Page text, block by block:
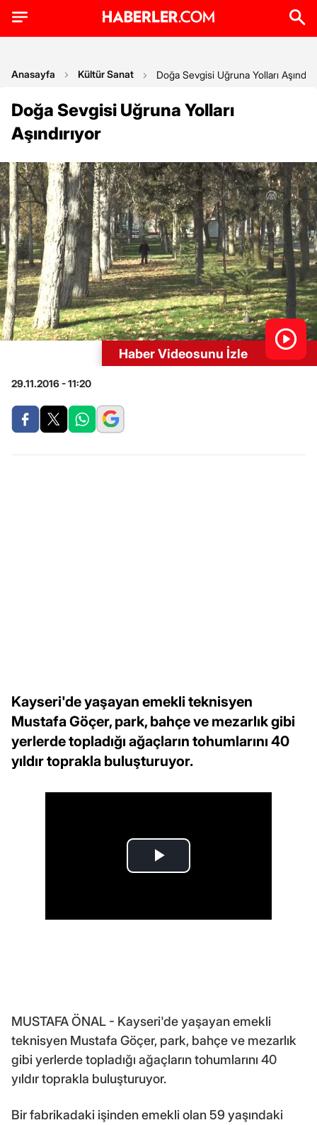
Anasayfa Kültür Sanat Doğa Sevgisi Uğruna Yolları
Doğa Sevgisi Uğruna Yolları
Aşındırıyor
Haber Videosunu İzle
29.11.2016 - 11:20
Kayseri'de yaşayan emekli teknisyen
Mustafa Göçer, park, bahçe ve mezarlık gibi
yerlerde topladığı ağaçların tohumlarını 40
yıldır toprakla buluşturuyor.
MUSTAFA ÖNAL - Kayseri'de yaşayan emekli
teknisyen Mustafa Göçer, park, bahçe ve mezarlık
gibi yerlerde topladığı ağaçların tohumlarını 40
yıldır toprakla buluşturuyor.
Bir fabrikadaki işinden emekli olan 59 yaşındaki